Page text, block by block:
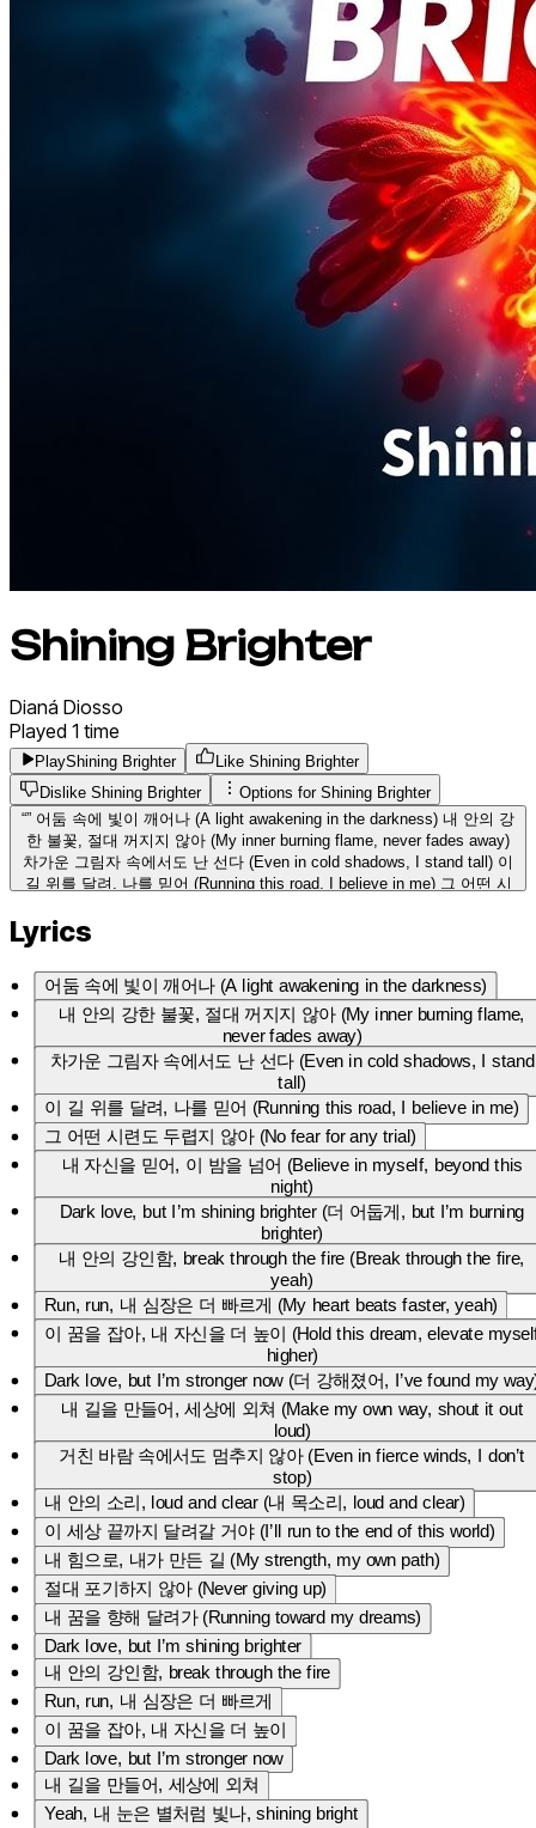
Shining Brighter
Dianá Diosso
Played 1 time
PlayShining Brighter
Like Shining Brighter
Dislike Shining Brighter
Options forShining Brighter
“” 어둠 속에 빛이 깨어나 (A light awakening in the darkness) 내 안의 강
한 불꽃, 절대 꺼지지 않아 (My inner burning flame, never fades away)
차가운 그림자 속에서도 난 선다 (Even in cold shadows, I stand tall) 이
길 위를 달려, 나를 믿어 (Running this road, I believe in me) 그 어떤 시
(Believe in myself, beyond this night) Dark love, but I’m shining brighter
(더 어둡게, but I’m burning brighter) 내 안의 강인함, break through the
heart beats faster, yeah) 이 꿈을 잡아, 내 자신을 더 높이 (Hold this
dream, elevate myself higher) Dark love, but I’m stronger now (더 강해
졌어, I’ve found my way) 내 길을 만들어, 세상에 외쳐 (Make my own
way, shout it out loud) 거친 바람 속에서도 멈추지 않아 (Even in fierce
winds, I don’t stop) 내 안의 소리, loud and clear (내 목소리, loud and
clear) 이 세상 끝까지 달려갈 거야 (I’ll run to the end of this world) 내 힘
으로, 내가 만든 길 (My strength, my own path) 절대 포기하지 않아
(Never giving up) 내 꿈을 향해 달려가 (Running toward my dreams)
Dark love, but I’m shining brighter 내 안의 강인함, break through the fire
Run, run, 내 심장은 더 빠르게 이 꿈을 잡아, 내 자신을 더 높이 Dark
love, but I’m stronger now 내 길을 만들어, 세상에 외쳐 Yeah, 내 눈은
별처럼 빛나, shining bright 어둠 속에서도 나는 길을 찾아, fight 내 심장
은 thunder, pounding loud 이 세상 누구도 날 멈추지 않아 now 내 자신을
믿어, 이 순간을 잡아 내가 바로 나야, no fear, no trap 빛과 그림자, 모두
내 일부 Self-made, 내 꿈은 끝이 없으니까 Dark love, but I’m shining
brighter 내 안의 강인함, break through the fire Run, run, 내 심장은 더 빠
르게 이 꿈을 잡아, 내 자신을 더 높이 Dark love, but I’m stronger now 내
this night, I keep running) Dark love, but I’m free, 나는 빛나 (Shining
free, yeah)
Lyrics
어둠 속에 빛이 깨어나 (A light awakening in the darkness)
내 안의 강한 불꽃, 절대 꺼지지 않아 (My inner burning flame,
never fades away)
차가운 그림자 속에서도 난 선다 (Even in cold shadows, I stand
tall)
이 길 위를 달려, 나를 믿어 (Running this road, I believe in me)
그 어떤 시련도 두렵지 않아 (No fear for any trial)
내 자신을 믿어, 이 밤을 넘어 (Believe in myself, beyond this
night)
Dark love, but I’m shining brighter (더 어둡게, but I’m burning
brighter)
내 안의 강인함, break through the fire (Break through the fire,
yeah)
Run, run, 내 심장은 더 빠르게 (My heart beats faster, yeah)
이 꿈을 잡아, 내 자신을 더 높이 (Hold this dream, elevate
higher)
Dark love, but I’m stronger now (더 강해졌어, I’ve found my
내 길을 만들어, 세상에 외쳐 (Make my own way, shout it out
loud)
거친 바람 속에서도 멈추지 않아 (Even in fierce winds, I don’t
stop)
내 안의 소리, loud and clear (내 목소리, loud and clear)
이 세상 끝까지 달려갈 거야 (I’ll run to the end of this world)
내 힘으로, 내가 만든 길 (My strength, my own path)
절대 포기하지 않아 (Never giving up)
내 꿈을 향해 달려가 (Running toward my dreams)
Dark love, but I’m shining brighter
내 안의 강인함, break through the fire
Run, run, 내 심장은 더 빠르게
이 꿈을 잡아, 내 자신을 더 높이
Dark love, but I’m stronger now
내 길을 만들어, 세상에 외쳐
Yeah, 내 눈은 별처럼 빛나, shining bright